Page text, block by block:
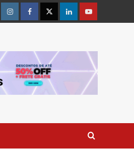
InstagramFacebookTwitterLinkedinYoutube